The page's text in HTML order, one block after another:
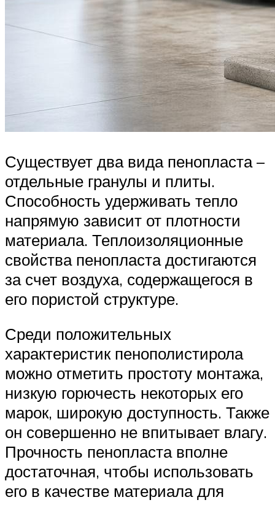
Существует два вида пенопласта –
отдельные гранулы и плиты.
Способность удерживать тепло
напрямую зависит от плотности
материала. Теплоизоляционные
свойства пенопласта достигаются
за счет воздуха, содержащегося в
его пористой структуре.
Среди положительных
характеристик пенополистирола
можно отметить простоту монтажа,
низкую горючесть некоторых его
марок, широкую доступность. Также
он совершенно не впитывает влагу.
Прочность пенопласта вполне
достаточная, чтобы использовать
его в качестве материала для